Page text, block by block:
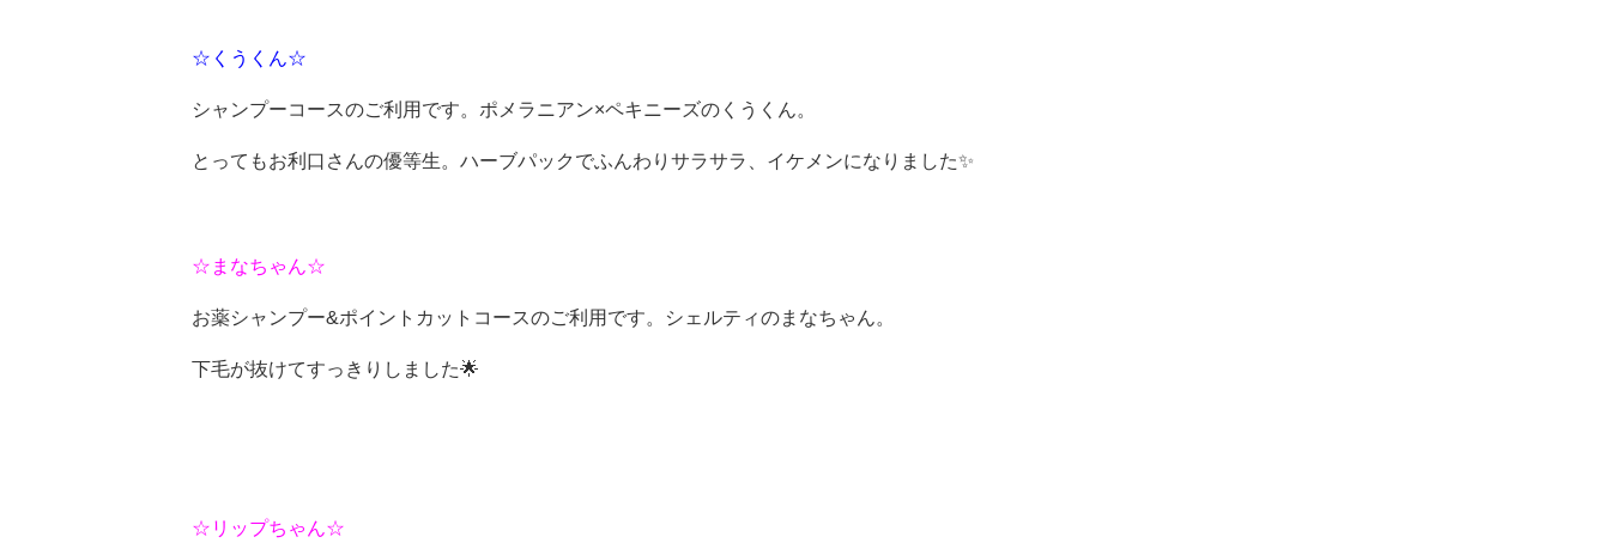
☆くうくん☆
シャンプーコースのご利用です。ポメラニアン×ペキニーズのくうくん。
とってもお利口さんの優等生。ハーブパックでふんわりサラサラ、イケメンになりました✨
☆まなちゃん☆
お薬シャンプー&ポイントカットコースのご利用です。シェルティのまなちゃん。
下毛が抜けてすっきりしました🌟
☆リップちゃん☆